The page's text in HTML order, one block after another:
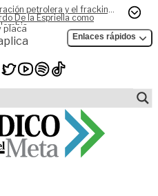
petrolera y el fracking,
De la Espriella como
placa
Enlaces rápidos